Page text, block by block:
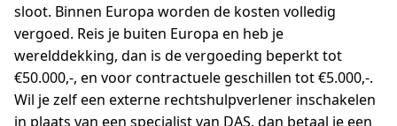
sloot. Binnen Europa worden de kosten volledig
vergoed. Reis je buiten Europa en heb je
werelddekking, dan is de vergoeding beperkt tot
€50.000,-, en voor contractuele geschillen tot €5.000,-.
Wil je zelf een externe rechtshulpverlener inschakelen
in plaats van een specialist van DAS, dan betaal je een